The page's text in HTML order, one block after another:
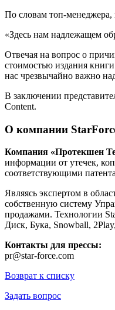
По словам топ-менеджера,
«Здесь нам надлежащем
Отвечая на вопрос о
стоимостью издания
нас чрезвычайно важно
В заключении
Content.
О компании
Компания «Протекшен
информации от утечек,
соответствующими
Являясь экспертом в
собственную систему
продажами. Технологии
Диск, Бука, Snowball,
Контакты для прессы:
pr@star-force.com
Возврат к списку
Задать вопрос